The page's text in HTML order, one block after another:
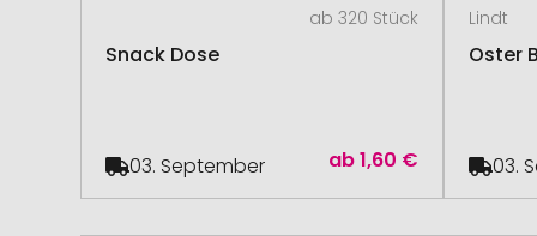
ab 320 Stück
Snack Dose
ab1,60 €
03. September
Lindt
Oster
03.